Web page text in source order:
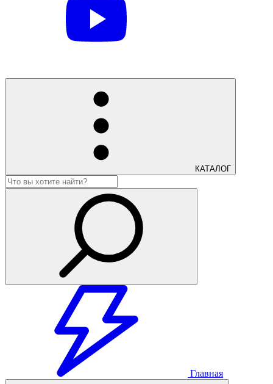
КАТАЛОГ
Главная